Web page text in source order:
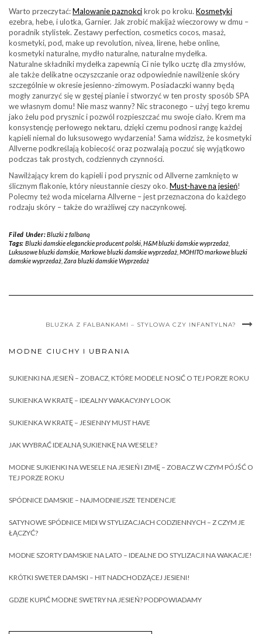
Warto przeczytać:Malowanie paznokcikrok po kroku. Kosmetyki
ezebra, hebe, i ulotka, Garnier. Jak zrobić makijaż wieczorowy w dmu –
poradnik stylistek. Zestawy perfection, cosmetics cocos, masaż,
kosmetyki, pod, make up revolution, nivea, lirene, hebe online,
kosmetyki naturalne, mydło naturalne, naturalne mydełka.
Naturalne składniki mydełka zapewnią Ci nie tylko ucztę dla zmysłów,
ale także delikatne oczyszczanie oraz odpowiednie nawilżenie skóry
szczególnie w okresie jesienno-zimowym. Posiadaczki wanny będą
mogły zanurzyć się w gęstej pianie i stworzyć w ten prosty sposób SPA
we własnym domu! Nie masz wanny? Nic straconego – użyj tego kremu
jako żelu pod prysznic i pozwól rozpieszczać mu swoje ciało. Krem ma
konsystencję perłowego nektaru, dzięki czemu podnosi rangę każdej
kąpieli niemal do luksusowego wydarzenia! Sama widzisz, że kosmetyki
Allverne podkreślają kobiecość oraz pozwalają poczuć się wyjątkowo
podczas tak prostych, codziennych czynności.
Nawilżający krem do kąpieli i pod prysznic od Allverne zamknięto w
ślicznym flakonie, który nieustannie cieszy oko. Must-have na jesień!
Polecmy też woda micelarna Allverne – jest przeznaczona do każdego
rodzaju skóry – także do wrażliwej czy naczynkowej.
Filed Under:Bluzki z falbaną
Tags: Bluzki damskie eleganckie producent polski, H&M bluzki damskie wyprzedaż,
Luksusowe bluzki damskie Markowe bluzki damskie wyprzedaż MOHITO markowe bluzki
damskie wyprzedaż Zara bluzki damskie Wyprzedaż
BLUZKA Z FALBANKAMI – STYLOWA CZY INFANTYLNA?
MODNE CIUCHY I UBRANIA
SUKIENKI NA JESIEŃ – ZOBACZ, KTÓRE MODELE NOSIĆ O TEJ PORZE ROKU
SUKIENKA W KRATĘ – IDEALNY WAKACYJNY LOOK
SUKIENKA W KRATĘ – JESIENNY MUST HAVE
JAK WYBRAĆ IDEALNĄ SUKIENKĘ NA WESELE?
MODNE SUKIENKI NA WESELE NA JESIEŃ I ZIMĘ – ZOBACZ W CZYM PÓJŚĆ O
TEJ PORZE ROKU
SPÓDNICE DAMSKIE – NAJMODNIEJSZE TENDENCJE
SATYNOWE SPÓDNICE MIDI W STYLIZACJACH CODZIENNYCH – Z CZYM JE
ŁĄCZYĆ?
MODNE SZORTY DAMSKIE NA LATO – IDEALNE DO STYLIZACJI NA WAKACJE!
KRÓTKI SWETER DAMSKI – HIT NADCHODZĄCEJ JESIENI!
GDZIE KUPIĆ MODNE SWETRY NA JESIEŃ? PODPOWIADAMY